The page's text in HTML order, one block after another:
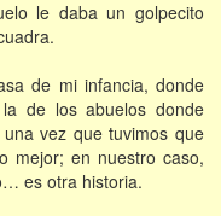
le daba un golpecito
de mi infancia, donde
de los abuelos donde
vez que tuvimos que
mejor; en nuestro caso,
es otra historia.